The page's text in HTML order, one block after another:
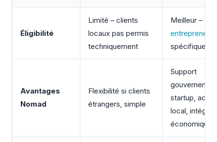
Éligibilité
Limité – clients
locaux pas permis
techniquement
Meilleur – visa
entrepreneur
spécifique
Avantages
Nomad
Flexibilité si clients
étrangers, simple
Support
startup,
local,
économique